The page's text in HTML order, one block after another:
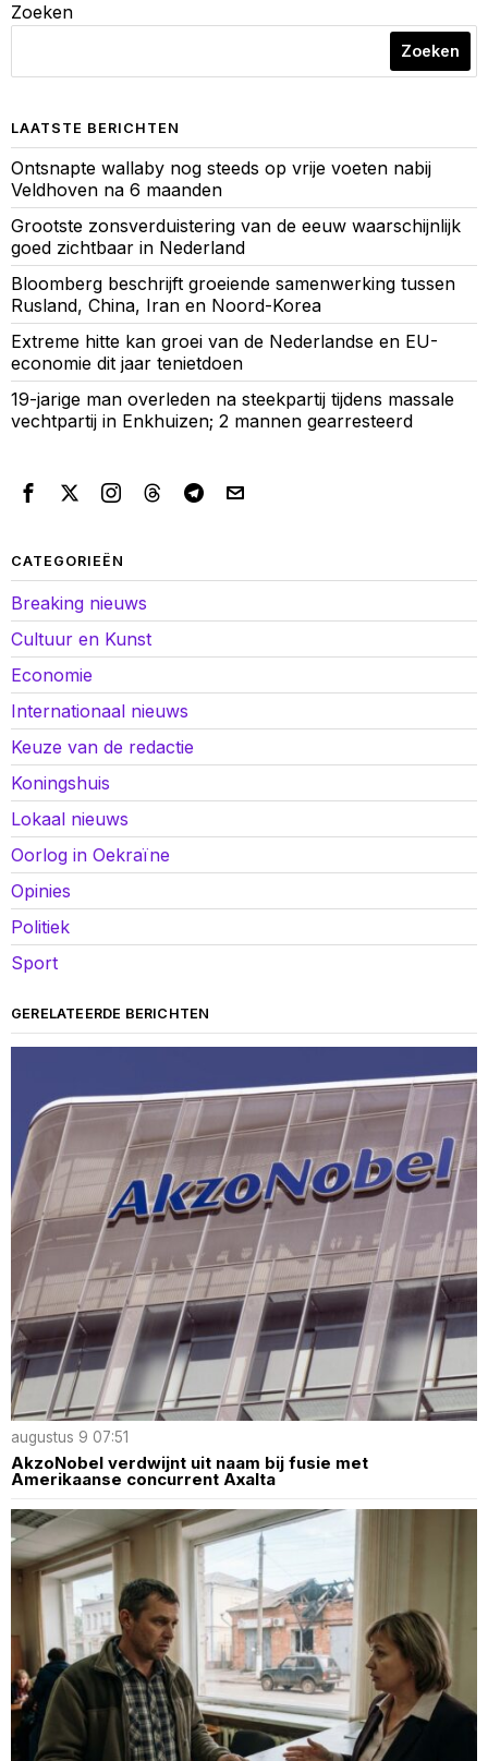
Zoeken
Zoeken
LAATSTE BERICHTEN
Ontsnapte wallaby nog steeds op vrije voeten nabij
Veldhoven na 6 maanden
Grootste zonsverduistering van de eeuw waarschijnlijk
goed zichtbaar in Nederland
Bloomberg beschrijft groeiende samenwerking tussen
Rusland, China, Iran en Noord-Korea
Extreme hitte kan groei van de Nederlandse en EU-
economie dit jaar tenietdoen
19-jarige man overleden na steekpartij tijdens massale
vechtpartij in Enkhuizen; 2 mannen gearresteerd
CATEGORIEËN
Breaking nieuws
Cultuur en Kunst
Economie
Internationaal nieuws
Keuze van de redactie
Koningshuis
Lokaal nieuws
Oorlog in Oekraïne
Opinies
Politiek
Sport
GERELATEERDE BERICHTEN
augustus 9 07:51
AkzoNobel verdwijnt uit naam bij fusie met
Amerikaanse concurrent Axalta